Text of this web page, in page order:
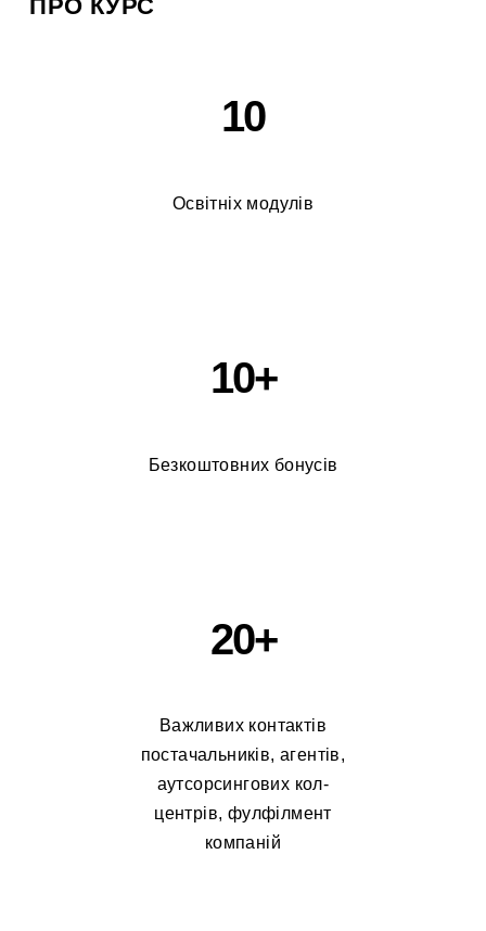
ПРО КУРС
10
Освітніх модулів
10+
Безкоштовних бонусів
20+
Важливих контактів
постачальників, агентів,
аутсорсингових кол-
центрів, фулфілмент
компаній